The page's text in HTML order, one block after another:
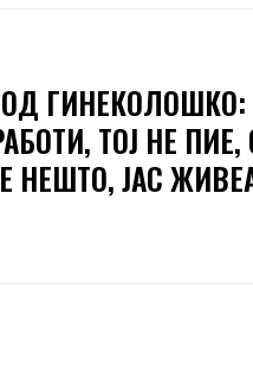
ОД ГИНЕКОЛОШКО:
ТОЈ НЕ ПИЕ,
НЕШТО, ЈАС